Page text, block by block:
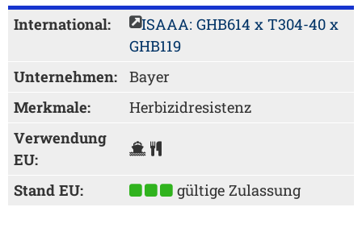
International:
ISAAA: GHB614 x T304-40 x
GHB119
Unternehmen:
Bayer
Merkmale:
Herbizidresistenz
Verwendung
EU:
Stand EU:
gültige Zulassung